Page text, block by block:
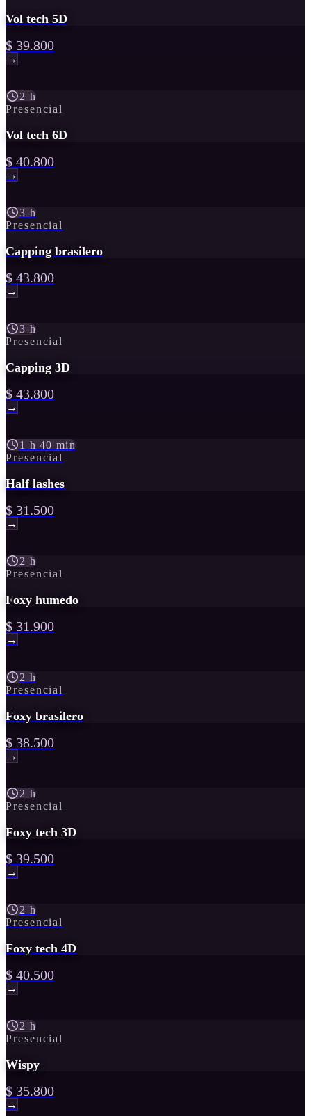
Vol tech 5D
$ 39.800
→
2 h
Presencial
Vol tech 6D
$ 40.800
→
3 h
Presencial
Capping brasilero
$ 43.800
→
3 h
Presencial
Capping 3D
$ 43.800
→
1 h 40 min
Presencial
Half lashes
$ 31.500
→
2 h
Presencial
Foxy humedo
$ 31.900
→
2 h
Presencial
Foxy brasilero
$ 38.500
→
2 h
Presencial
Foxy tech 3D
$ 39.500
→
2 h
Presencial
Foxy tech 4D
$ 40.500
→
2 h
Presencial
Wispy
$ 35.800
→